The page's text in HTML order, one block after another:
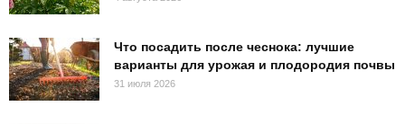
Что посадить после чеснока: лучшие
варианты для урожая и плодородия почвы
31 июля 2026